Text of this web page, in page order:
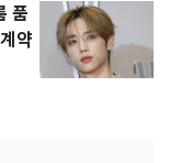
품
약